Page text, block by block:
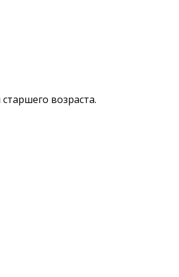
возраста.